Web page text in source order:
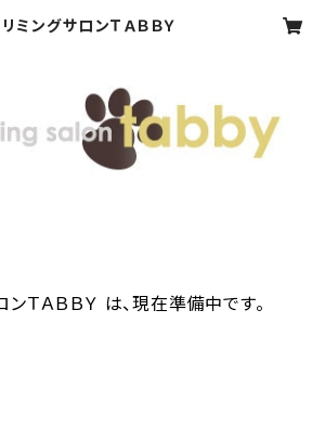
リミングサロンＴＡＢＢＹ
ンＴＡＢＢＹ は、現在準備中です。